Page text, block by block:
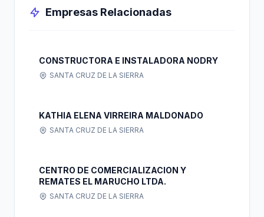
Empresas Relacionadas
CONSTRUCTORA E INSTALADORA NODRY
SANTA CRUZ DE LA SIERRA
KATHIA ELENA VIRREIRA MALDONADO
SANTA CRUZ DE LA SIERRA
CENTRO DE COMERCIALIZACION Y
REMATES EL MARUCHO LTDA.
SANTA CRUZ DE LA SIERRA